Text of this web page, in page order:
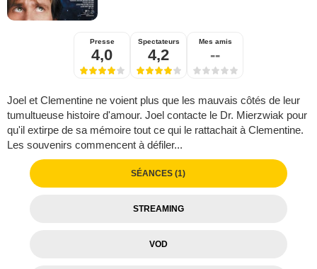
Presse
4,0
Spectateurs
4,2
Mes amis
--
Joel et Clementine ne voient plus que les mauvais côtés de leur
tumultueuse histoire d'amour. Joel contacte le Dr. Mierzwiak pour
qu'il extirpe de sa mémoire tout ce qui le rattachait à Clementine.
Les souvenirs commencent à défiler...
SÉANCES (1)
STREAMING
VOD